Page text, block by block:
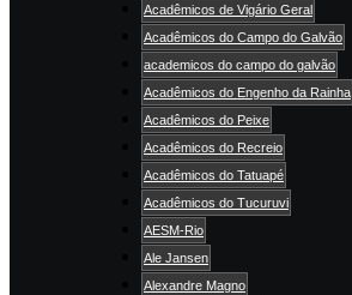
Acadêmicos de Vigário Geral
Acadêmicos do Campo do Galvão
academicos do campo do galvão
Acadêmicos do Engenho da Rainha
Acadêmicos do Peixe
Acadêmicos do Recreio
Acadêmicos do Tatuapé
Acadêmicos do Tucuruvi
AESM-Rio
Ale Jansen
Alexandre Magno